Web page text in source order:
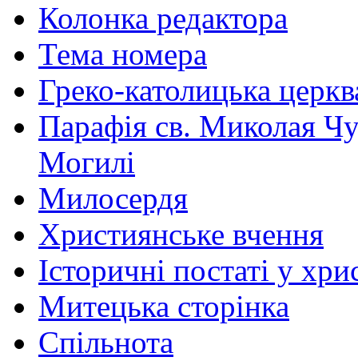
Колонка редактора
Тема номера
Греко-католицька
Парафія св. Миколая
Могилі
Милосердя
Християнське вчення
Історичні постаті у
Митецька сторінка
Спільнота